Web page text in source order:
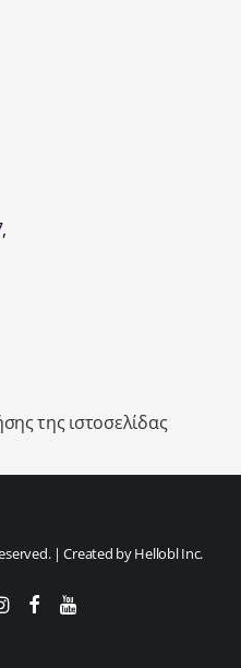
της ιστοσελίδας
| Created byHellobl Inc.